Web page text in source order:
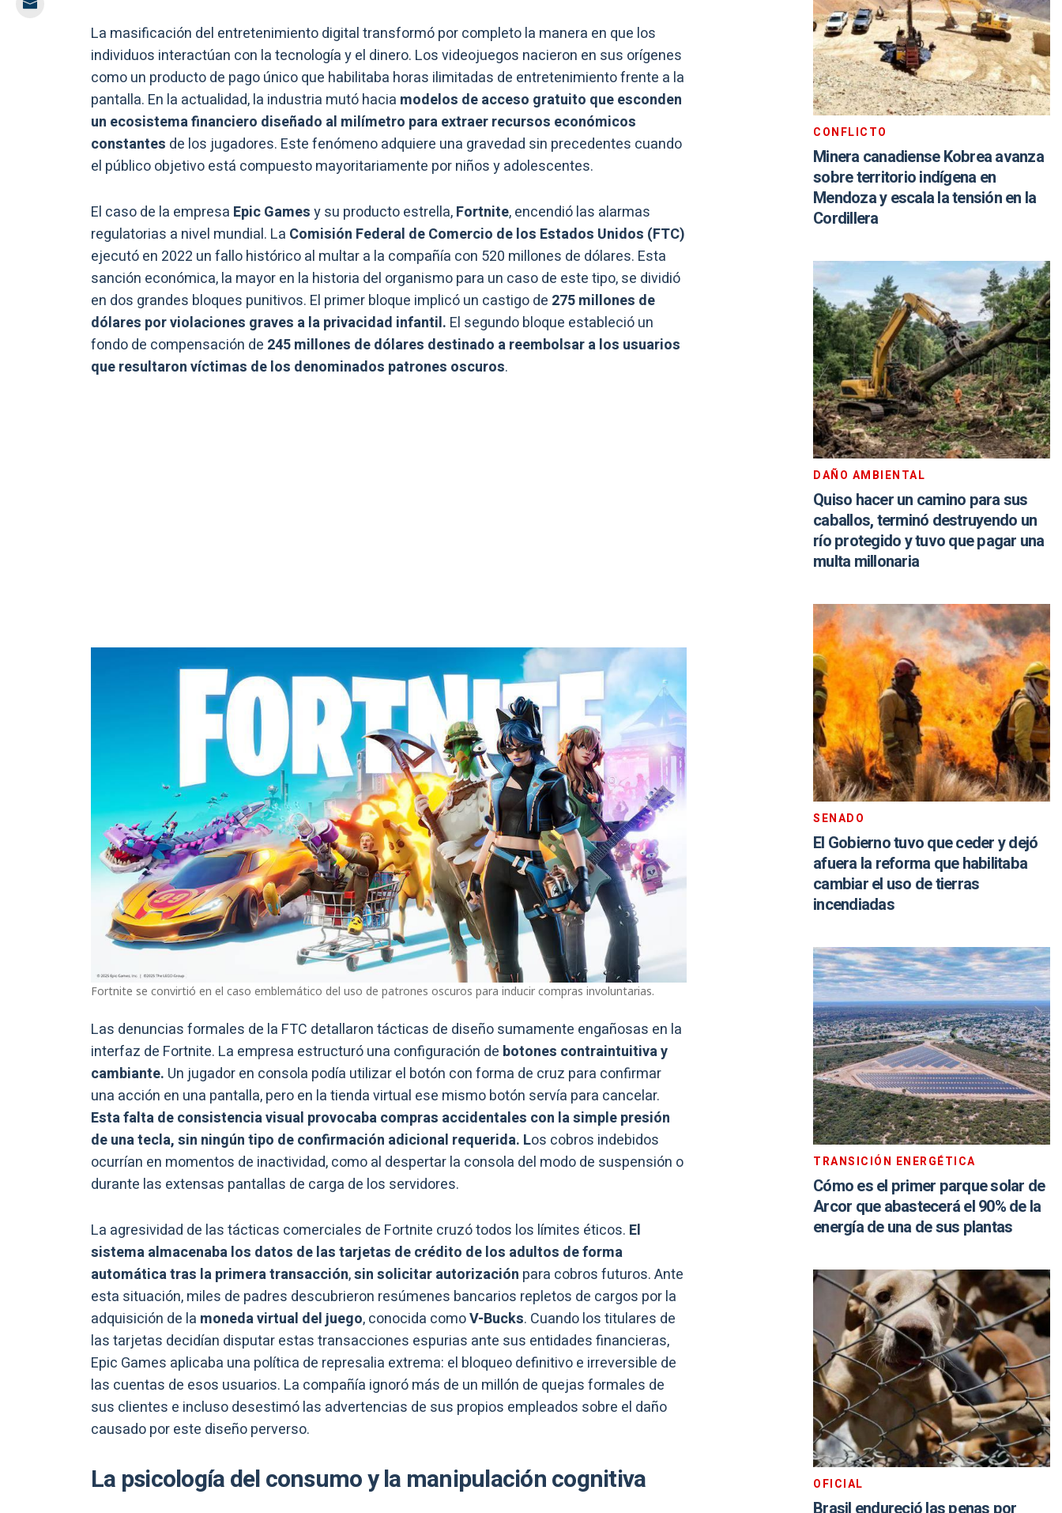
La masificación del entretenimiento digital transformó por completo la manera en que los
individuos interactúan con la tecnología y el dinero. Los videojuegos nacieron en sus orígenes
como un producto de pago único que habilitaba horas ilimitadas de entretenimiento frente a la
pantalla. En la actualidad, la industria mutó hacia modelos de acceso gratuito que esconden
un ecosistema financiero diseñado al milímetro para extraer recursos económicos
constantes de los jugadores. Este fenómeno adquiere una gravedad sin precedentes cuando
el público objetivo está compuesto mayoritariamente por niños y adolescentes.
El caso de la empresa Epic Gamesy su producto estrella,Fortnite, encendió las alarmas
regulatorias a nivel mundial. La Comisión Federal de Comercio de los Estados Unidos (FTC)
ejecutó en 2022 un fallo histórico al multar a la compañía con 520 millones de dólares. Esta
sanción económica, la mayor en la historia del organismo para un caso de este tipo, se dividió
en dos grandes bloques punitivos. El primer bloque implicó un castigo de 275 millones de
dólares por violaciones graves a la privacidad infantil. El segundo bloque estableció un
fondo de compensación de 245 millones de dólares destinado a reembolsar a los usuarios
que resultaron víctimas de los denominados patrones oscuros.
Fortnite se convirtió en el caso emblemático del uso de patrones oscuros para inducir compras involuntarias.
Las denuncias formales de la FTC detallaron tácticas de diseño sumamente engañosas en la
interfaz de Fortnite. La empresa estructuró una configuración de botones contraintuitiva y
cambiante. Un jugador en consola podía utilizar el botón con forma de cruz para confirmar
una acción en una pantalla, pero en la tienda virtual ese mismo botón servía para cancelar.
Esta falta de consistencia visual provocaba compras accidentales con la simple presión
de una tecla, sin ningún tipo de confirmación adicional requerida. Los cobros indebidos
ocurrían en momentos de inactividad, como al despertar la consola del modo de suspensión o
durante las extensas pantallas de carga de los servidores.
La agresividad de las tácticas comerciales de Fortnite cruzó todos los límites éticos. El
sistema almacenaba los datos de las tarjetas de crédito de los adultos de forma
automática tras la primera transacción,sin solicitar autorización para cobros futuros. Ante
esta situación, miles de padres descubrieron resúmenes bancarios repletos de cargos por la
adquisición de la moneda virtual del juego, conocida comoV-Bucks. Cuando los titulares de
las tarjetas decidían disputar estas transacciones espurias ante sus entidades financieras,
Epic Games aplicaba una política de represalia extrema: el bloqueo definitivo e irreversible de
las cuentas de esos usuarios. La compañía ignoró más de un millón de quejas formales de
sus clientes e incluso desestimó las advertencias de sus propios empleados sobre el daño
causado por este diseño perverso.
La psicología del consumo y la manipulación cognitiva
CONFLICTO
Minera canadiense Kobrea avanza
sobre territorio indígena en
Mendoza y escala la tensión en la
Cordillera
DAÑO AMBIENTAL
Quiso hacer un camino para sus
caballos, terminó destruyendo un
río protegido y tuvo que pagar una
multa millonaria
SENADO
El Gobierno tuvo que ceder y dejó
afuera la reforma que habilitaba
cambiar el uso de tierras
incendiadas
TRANSICIÓN ENERGÉTICA
Cómo es el primer parque solar de
Arcor que abastecerá el 90% de la
energía de una de sus plantas
OFICIAL